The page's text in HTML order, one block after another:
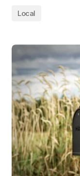
Local